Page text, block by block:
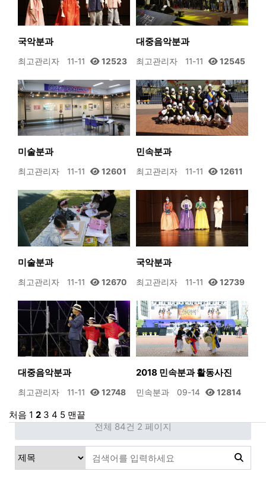
국악분과
최고관리자 11-11 12523
대중음악분과
최고관리자 11-11 12545
미술분과
최고관리자 11-11 12601
민속분과
최고관리자 11-11 12611
미술분과
최고관리자 11-11 12670
국악분과
최고관리자 11-11 12739
대중음악분과
최고관리자 11-11 12748
2018 민속분과 활동사진
민속분과 09-14 12814
처음 1 2 3 4 5 맨끝
전체 84건 2 페이지